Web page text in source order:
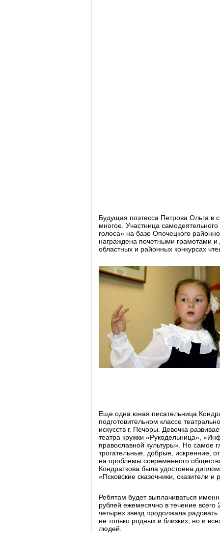
Будущая поэтесса Петрова Ольга в
многое. Участница самодеятельного
голоса» на базе Опочецкого
награждена почетными грамотами
областных и районных конкурсах
Еще одна юная писательница
подготовительном классе
искусств г. Печоры. Девочка
театра кружки «Рукодельница»,
православной культуры». Но самое
трогательные, добрые, искренние,
на проблемы современного
Кондраткова была удостоена
«Псковские сказочники, сказители и
Ребятам будет выплачиваться
рублей ежемесячно в течение всего
четырех звезд продолжала
не только родных и близких, но и
людей.